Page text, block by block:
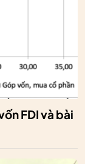
FDI và bài